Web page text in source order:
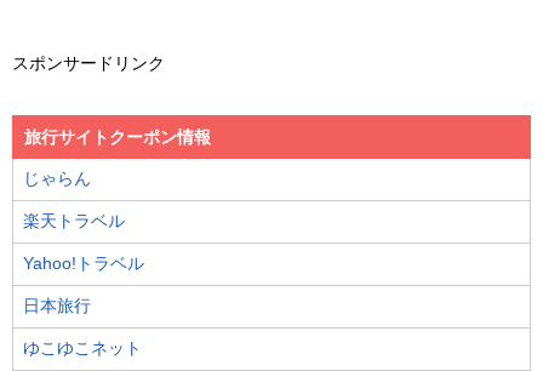
スポンサードリンク
旅行サイトクーポン情報
じゃらん
楽天トラベル
Yahoo!トラベル
日本旅行
ゆこゆこネット